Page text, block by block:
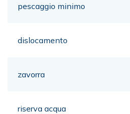
pescaggio minimo
dislocamento
zavorra
riserva acqua